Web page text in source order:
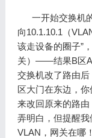
一开始交换机
向10.1.10.1（
该走设备的圈子”
关）——结果B区
交换机改了路由后
区大门在东边，
来改回原来的路
弄明白，但提醒
VLAN，网关在哪！